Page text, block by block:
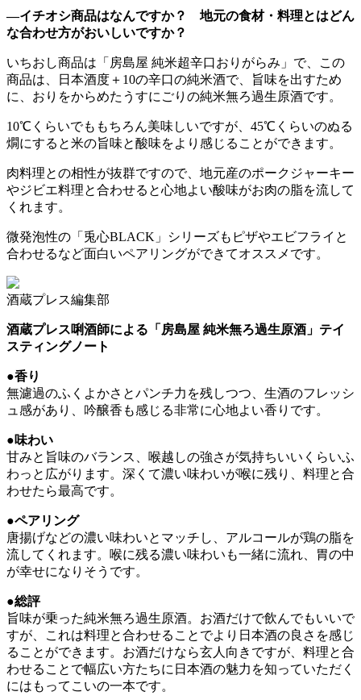
―イチオシ商品はなんですか？ 地元の食材・料理とはどん
な合わせ方がおいしいですか？
いちおし商品は「房島屋 純米超辛口おりがらみ」で、この
商品は、日本酒度＋10の辛口の純米酒で、旨味を出すため
に、おりをからめたうすにごりの純米無ろ過生原酒です。
10℃くらいでももちろん美味しいですが、45℃くらいのぬる
燗にすると米の旨味と酸味をより感じることができます。
肉料理との相性が抜群ですので、地元産のポークジャーキー
やジビエ料理と合わせると心地よい酸味がお肉の脂を流して
くれます。
微発泡性の「兎心BLACK」シリーズもピザやエビフライと
合わせるなど面白いペアリングができてオススメです。
酒蔵プレス編集部
酒蔵プレス唎酒師による「房島屋 純米無ろ過生原酒」テイ
スティングノート
●香り
無濾過のふくよかさとパンチ力を残しつつ、生酒のフレッシ
ュ感があり、吟醸香も感じる非常に心地よい香りです。
●味わい
甘みと旨味のバランス、喉越しの強さが気持ちいいくらいふ
わっと広がります。深くて濃い味わいが喉に残り、料理と合
わせたら最高です。
●ペアリング
唐揚げなどの濃い味わいとマッチし、アルコールが鶏の脂を
流してくれます。喉に残る濃い味わいも一緒に流れ、胃の中
が幸せになりそうです。
●総評
旨味が乗った純米無ろ過生原酒。お酒だけで飲んでもいいで
すが、これは料理と合わせることでより日本酒の良さを感じ
ることができます。お酒だけなら玄人向きですが、料理と合
わせることで幅広い方たちに日本酒の魅力を知っていただく
にはもってこいの一本です。